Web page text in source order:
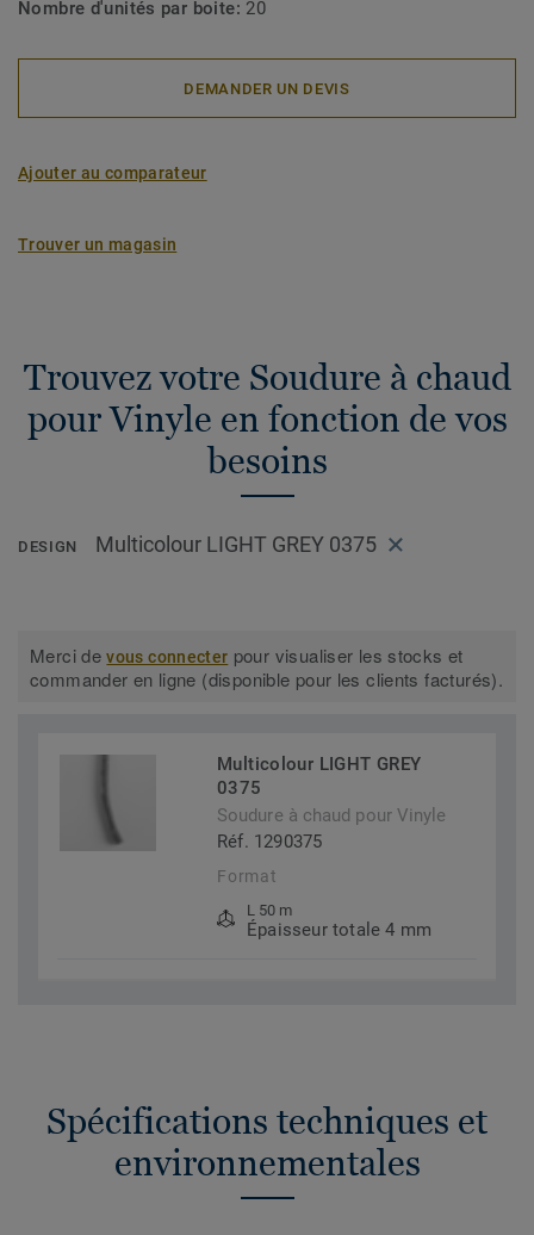
Nombre d'unités par boite: 20
DEMANDER UN DEVIS
Ajouter au comparateur
Trouver un magasin
Trouvez votre Soudure à chaud
pour Vinyle en fonction de vos
besoins
DESIGN Multicolour LIGHT GREY 0375
Merci devous connecter pour visualiser les stocks et
commander en ligne (disponible pour les clients facturés).
Multicolour LIGHT GREY
0375
Soudure à chaud pour Vinyle
Réf. 1290375
Format
L 50 m
Épaisseur totale 4 mm
Spécifications techniques et
environnementales